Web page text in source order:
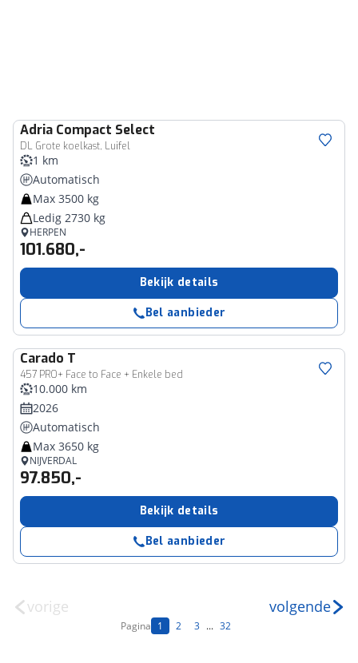
Adria Compact Select
DL Grote koelkast, Luifel
1 km
Automatisch
Max 3500 kg
Ledig 2730 kg
HERPEN
101.680,-
Bekijk details
Bel aanbieder
Carado T
457 PRO+ Face to Face + Enkele bed
10.000 km
2026
Automatisch
Max 3650 kg
NIJVERDAL
97.850,-
Bekijk details
Bel aanbieder
vorige
Pagina 1 2 3 ... 32
volgende